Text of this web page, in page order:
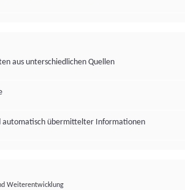
aus unterschiedlichen Quellen
automatisch übermittelter Informationen
Weiterentwicklung